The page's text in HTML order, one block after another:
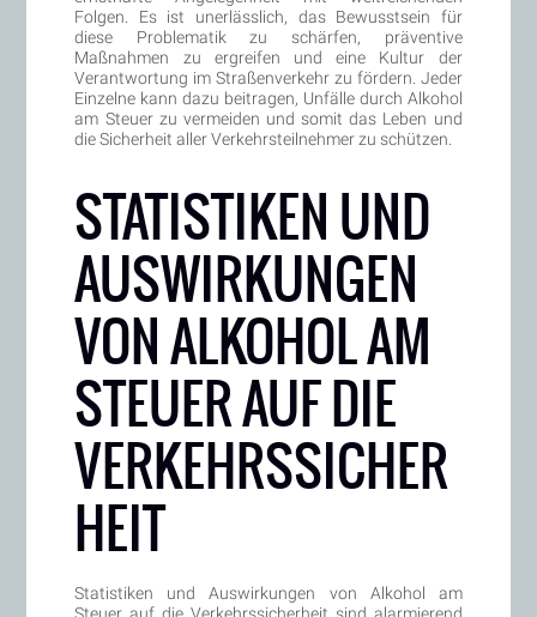
Folgen. Es ist unerlässlich, das Bewusstsein für
diese Problematik zu schärfen, präventive
Maßnahmen zu ergreifen und eine Kultur der
Verantwortung im Straßenverkehr zu fördern. Jeder
Einzelne kann dazu beitragen, Unfälle durch Alkohol
am Steuer zu vermeiden und somit das Leben und
die Sicherheit aller Verkehrsteilnehmer zu schützen.
STATISTIKEN UND
AUSWIRKUNGEN
VON ALKOHOL AM
STEUER AUF DIE
VERKEHRSSICHER
HEIT
Statistiken und Auswirkungen von Alkohol am